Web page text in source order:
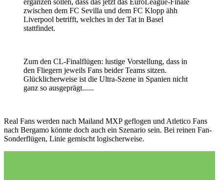
zwischen dem FC Sevilla und dem FC Klopp ähh
Liverpool betrifft, welches in der Tat in Basel
stattfindet.
Zum den CL-Finalflügen: lustige Vorstellung, dass in
den Fliegern jeweils Fans beider Teams sitzen.
Glücklicherweise ist die Ultra-Szene in Spanien nicht
ganz so ausgeprägt......
Real Fans werden nach Mailand MXP geflogen und Atletico Fans
nach Bergamo könnte doch auch ein Szenario sein. Bei reinen Fan-
Sonderflügen, Linie gemischt logischerweise.